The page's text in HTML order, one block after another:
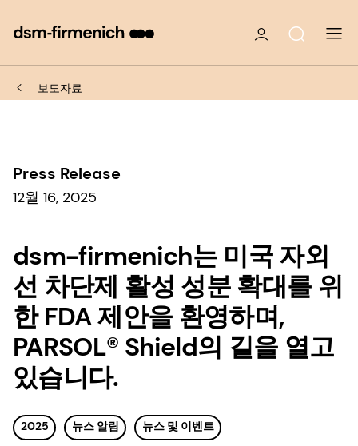
보도자료
Press Release
12월 16, 2025
dsm-firmenich는 미국 자외
선 차단제 활성 성분 확대를 위
한 FDA 제안을 환영하며,
PARSOL® Shield의 길을 열고
있습니다.
2025 뉴스 알림 뉴스 및 이벤트